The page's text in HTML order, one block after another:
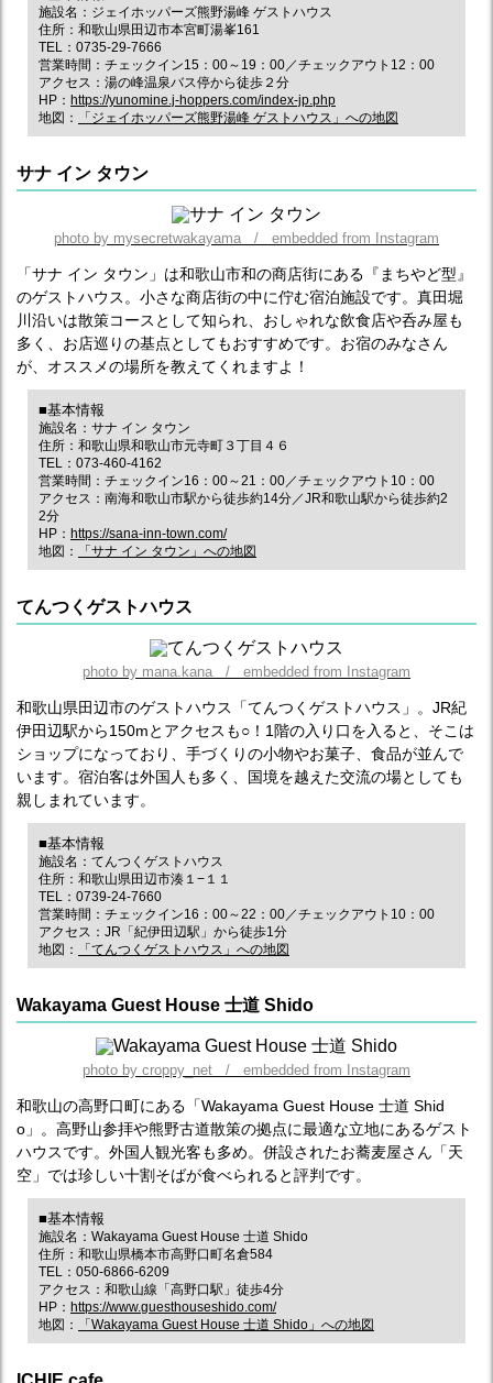
施設名：ジェイホッパーズ熊野湯峰 ゲストハウス
住所：和歌山県田辺市本宮町湯峯161
TEL：0735-29-7666
営業時間：チェックイン15：00～19：00／チェックアウト12：00
アクセス：湯の峰温泉バス停から徒歩２分
HP： https://yunomine.j-hoppers.com/index-jp.php
地図：
「ジェイホッパーズ熊野湯峰 ゲストハウス」への地図
サナ イン タウン
photo by mysecretwakayama / embedded from Instagram
「サナ イン タウン」は和歌山市和の商店街にある『まちやど型』
のゲストハウス。小さな商店街の中に佇む宿泊施設です。真田堀
川沿いは散策コースとして知られ、おしゃれな飲食店や呑み屋も
多く、お店巡りの基点としてもおすすめです。お宿のみなさん
が、オススメの場所を教えてくれますよ！
■基本情報
施設名：サナ イン タウン
住所：和歌山県和歌山市元寺町３丁目４６
TEL：073-460-4162
営業時間：チェックイン16：00～21：00／チェックアウト10：00
アクセス：南海和歌山市駅から徒歩約14分／JR和歌山駅から徒歩約2
2分
HP： https://sana-inn-town.com/
地図：
「サナ イン タウン」への地図
てんつくゲストハウス
photo by mana.kana / embedded from Instagram
和歌山県田辺市のゲストハウス「てんつくゲストハウス」。JR紀
伊田辺駅から150mとアクセスも○！1階の入り口を入ると、そこは
ショップになっており、手づくりの小物やお菓子、食品が並んで
います。宿泊客は外国人も多く、国境を越えた交流の場としても
親しまれています。
■基本情報
施設名：てんつくゲストハウス
住所：和歌山県田辺市湊１−１１
TEL：0739-24-7660
営業時間：チェックイン16：00～22：00／チェックアウト10：00
アクセス：JR「紀伊田辺駅」から徒歩1分
地図：
「てんつくゲストハウス」への地図
Wakayama Guest House 士道 Shido
photo by croppy_net / embedded from Instagram
和歌山の高野口町にある「Wakayama Guest House 士道 Shid
o」。高野山参拝や熊野古道散策の拠点に最適な立地にあるゲスト
ハウスです。外国人観光客も多め。併設されたお蕎麦屋さん「天
空」では珍しい十割そばが食べられると評判です。
■基本情報
施設名：Wakayama Guest House 士道 Shido
住所：和歌山県橋本市高野口町名倉584
TEL：050-6866-6209
アクセス：和歌山線「高野口駅」徒歩4分
HP： https://www.guesthouseshido.com/
地図：
「Wakayama Guest House 士道 Shido」への地図